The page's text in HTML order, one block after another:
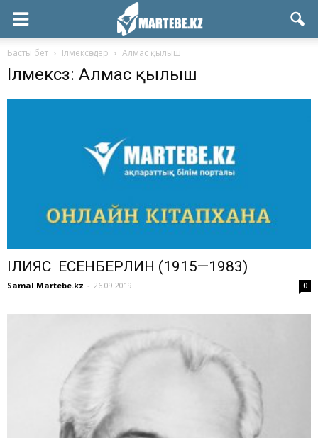
Басты бет Ілмексөздер Алмас қылыш
Ілмексөз: Алмас қылыш
ІЛИЯС ЕСЕНБЕРЛИН (1915—1983)
Samal Martebe.kz - 26.09.2019 0